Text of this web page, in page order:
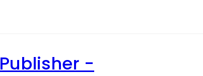
Publisher -